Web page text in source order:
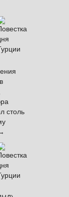
столь